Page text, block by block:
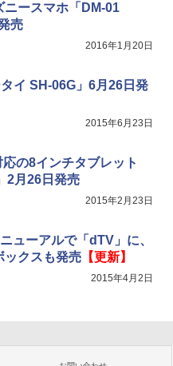
ニースマホ「DM-01
売
2016年1月20日
タイ SH-06G」6月26日発
2015年6月23日
応の8インチタブレット
2月26日発売
2015年2月23日
ューアルで「dTV」に、
ックスも発売【更新】
2015年4月2日